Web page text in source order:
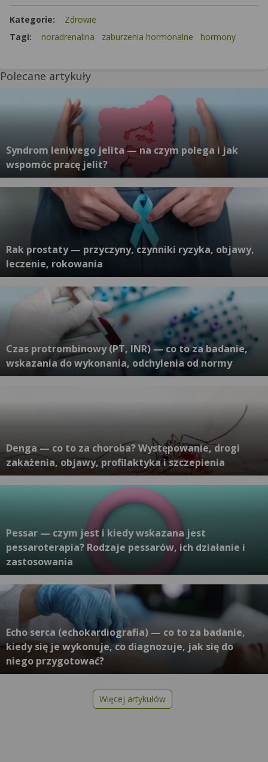
Kategorie:
Zdrowie
Tagi:
noradrenalina zaburzenia hormonalne hormony
Polecane artykuły
Syndrom leniwego jelita — na czym polega i jak
wspomóc pracę jelit?
Rak prostaty — przyczyny, czynniki ryzyka, objawy,
leczenie, rokowania
Czas protrombinowy (PT, INR) — co to za badanie,
wskazania do wykonania, odchylenia od normy
Denga — co to za choroba? Występowanie, drogi
zakażenia, objawy, profilaktyka i szczepienia
Pessar — czym jest i kiedy wskazana jest
pessaroterapia? Rodzaje pessarów, ich działanie i
zastosowania
Echo serca (echokardiografia) — co to za badanie,
kiedy się je wykonuje, co diagnozuje, jak się do
niego przygotować?
Więcej artykułów